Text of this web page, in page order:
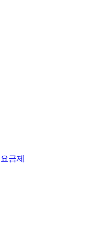
요금제